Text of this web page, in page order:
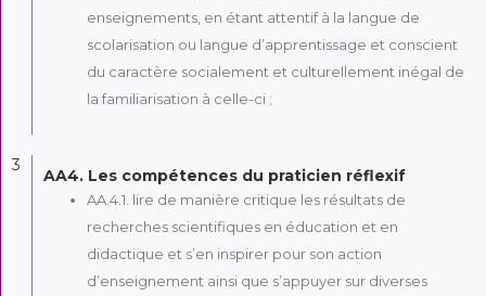
enseignements, en étant attentif à la langue de
scolarisation ou langue d’apprentissage et conscient
du caractère socialement et culturellement inégal de
la familiarisation à celle-ci ;
3
AA4. Les compétences du praticien réflexif
AA.4.1. lire de manière critique les résultats de
recherches scientifiques en éducation et en
didactique et s’en inspirer pour son action
d’enseignement ainsi que s’appuyer sur diverses